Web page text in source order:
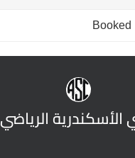
Booked
الأسكندرية الرياضي